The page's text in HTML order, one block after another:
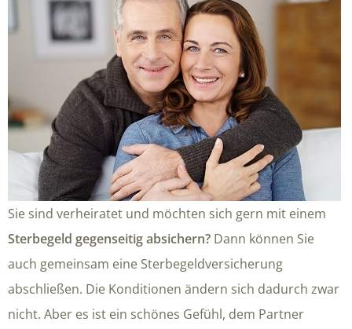
Sie sind verheiratet und möchten sich gern mit einem
Sterbegeld gegenseitig absichern? Dann können Sie
auch gemeinsam eine Sterbegeldversicherung
abschließen. Die Konditionen ändern sich dadurch zwar
nicht. Aber es ist ein schönes Gefühl, dem Partner